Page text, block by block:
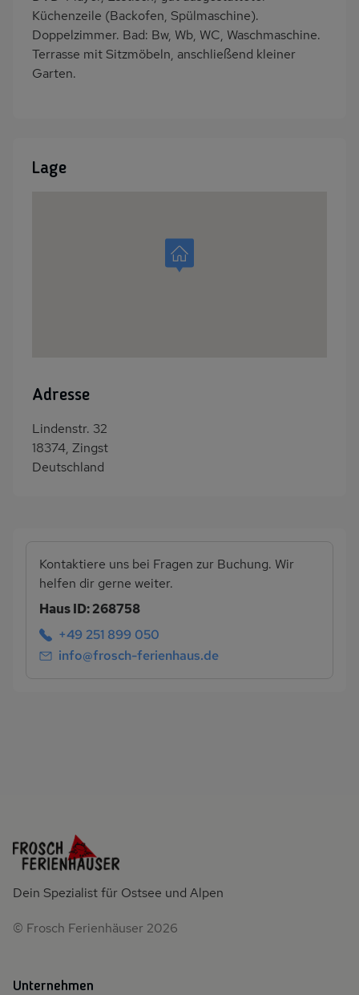
Küchenzeile (Backofen, Spülmaschine).
Doppelzimmer. Bad: Bw, Wb, WC, Waschmaschine.
Terrasse mit Sitzmöbeln, anschließend kleiner
Garten.
Lage
Adresse
Lindenstr. 32
18374, Zingst
Deutschland
Kontaktiere uns bei Fragen zur Buchung. Wir
helfen dir gerne weiter.
Haus ID: 268758
+49 251 899 050
info@frosch-ferienhaus.de
Dein Spezialist für Ostsee und Alpen
© Frosch Ferienhäuser 2026
Unternehmen